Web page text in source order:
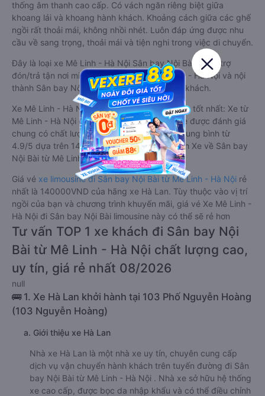
thống âm thanh cao cấp. Có vách ngăn riêng biệt giữa
khoang lái và khoang hành khách. Khoảng cách giữa các ghế
ngồi rất thoải mái, không nhồi nhét. Luôn đáp ứng được nhu
cầu về sang trọng, thoải mái và tiện nghi trong việc di chuyển.
Đây là loại xe Mê Linh - Hà Nội Sân bay Nội Bài có hỗ trợ
đón/trả tận nơi miễn phí tại nội thành Mê Linh - Hà Nội và nội
thành Sân bay Nội Bài, rất thuận tiện cho du khách.
Xe Mê Linh - Hà Nội Sân bay Nội Bài limousine tốt nhất: Xe từ
Mê Linh - Hà Nội đi Sân bay Nội Bài limousine được đánh giá
chung có chất lượng Tốt với điểm đánh giá trung bình từ
4.9/5 dựa trên 1427 phản hồi của hành khách Xe về Sân bay
Nội Bài từ Mê Linh - Hà Nội.
Giá vé xe limousine đi Sân bay Nội Bài từ Mê Linh - Hà Nội rẻ
nhất là 140000VND của hãng xe Hà Lan. Tùy thuộc vào vị trí
ngồi của bạn và chương trình khuyến mãi, giá vé Xe Mê Linh -
Hà Nội đi Sân bay Nội Bài limousine này có thể sẽ rẻ hơn
Tư vấn TOP 1 xe khách đi Sân bay Nội
Bài từ Mê Linh - Hà Nội chất lượng cao,
uy tín, giá rẻ nhất 08/2026
null
🚌 1. Xe Hà Lan khởi hành tại 103 Phố Nguyễn Hoàng
(103 Nguyễn Hoàng)
a. Giới thiệu xe Hà Lan
Nhà xe Hà Lan là một nhà xe uy tín, chuyên cung cấp
dịch vụ vận chuyển hành khách trên tuyến đường đi Sân
bay Nội Bài từ Mê Linh - Hà Nội . Nhà xe sở hữu hệ thống
xe cao cấp, được bọc da nhập khẩu và có thể điều chỉnh